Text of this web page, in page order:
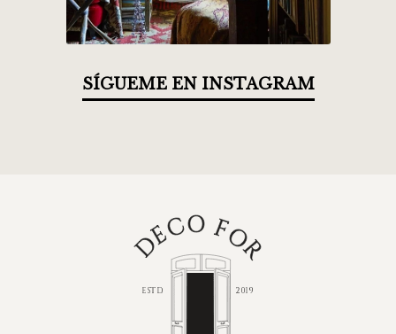
SÍGUEME EN INSTAGRAM